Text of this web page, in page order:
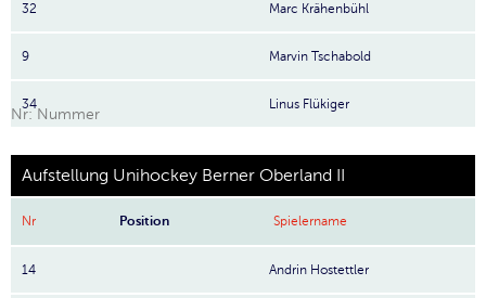
32 Marc Krähenbühl
9 Marvin Tschabold
34 Linus Flükiger
Nr: Nummer
Aufstellung Unihockey Berner Oberland II
Nr Position Spielername
14 Andrin Hostettler